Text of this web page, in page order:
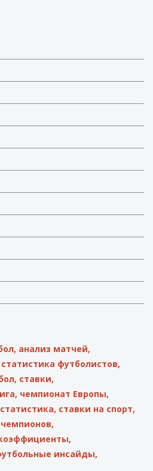
анализ матчей,
статистика футболистов,
ставки,
чемпионат Европы,
ставки на спорт,
инсайды,